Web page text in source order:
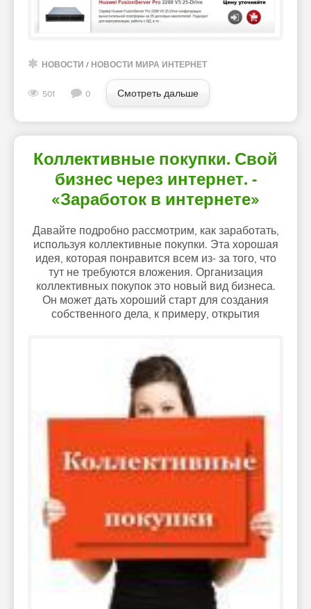
НОВОСТИ / НОВОСТИ МИРА ИНТЕРНЕТ
501 0 Смотреть дальше
Коллективные покупки. Свой
бизнес через интернет. -
«Заработок в интернете»
Давайте подробно рассмотрим, как заработать,
используя коллективные покупки. Эта хорошая
идея, которая понравится всем из- за того, что
тут не требуются вложения. Организация
коллективных покупок это новый вид бизнеса.
Он может дать хороший старт для создания
собственного дела, к примеру, открытия